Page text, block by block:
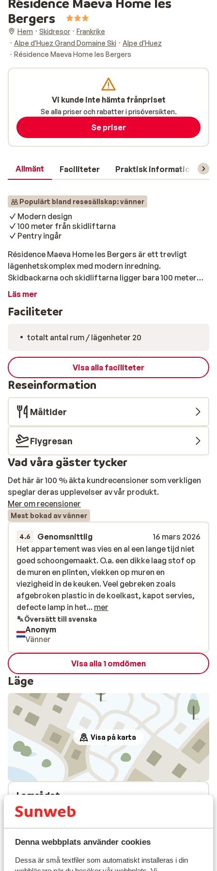
Denna webbplats använder cookies
Dessa är små textfiler som automatiskt installeras i din
Bergers
Hem Skidresor
Frankrike
Alpe d'Huez Grand Domaine Ski
Alpe d'Huez
Résidence Maeva Home les Bergers
Allmänt Faciliteter Praktisk information
Populärt bland resesällskap: vänner
Modern design
100 meter från skidliftarna
Pentry ingår
Résidence Maeva Home les Bergers är ett trevligt
lägenhetskomplex med modern inredning.
Skidbackarna och skidliftarna ligger bara 100 meter
från lägenheten. Studiorna har pentry, diskmaskin och
lyckad skidsemester.
Läs mer
Faciliteter
totalt antal rum / lägenheter 20
Visa alla faciliteter
Reseinformation
Måltider
Flygresan
Vad våra gäster tycker
Det här är 100 % äkta kundrecensioner som verkligen
speglar deras upplevelser av vår produkt.
Mer om recensioner
Mest bokad av vänner
4.6 Genomsnittlig
16 mars 2026
Het appartement was vies en al een lange tijd niet
goed schoongemaakt. O.a. een dikke laag stof op
de muren en plinten, vlekken op muren en
viezigheid in de keuken. Veel gebreken zoals
afgebroken plastic in de koelkast, kapot servies,
defecte lamp in het toilet, gaten in deuren,
verroest kledingrek, te weinig stoelen voor een
vier persoons appartement, etc.
Het appartement was vies en al een lange tijd niet
goed schoongemaakt. O.a. een dikke laag stof op
de muren en plinten, vlekken op muren en
viezigheid in de keuken. Veel gebreken zoals
afgebroken plastic in de koelkast, kapot servies,
defecte lamp in het... mer
Översätt till svenska
Anonym
Vänner
Visa alla 1 omdömen
Läge
Visa på karta
I området
Avstånd till pist ca 100 m
Avstånd till skidlift ca 100 m
Liftkort/Utrustning/Skidskola
Liftkort
Vi kunde inte hämta frånpriset
Se alla priser och rabatter i prisöversikten.
Se priser